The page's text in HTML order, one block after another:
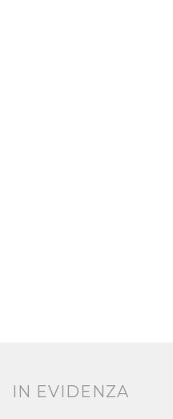
IN EVIDENZA